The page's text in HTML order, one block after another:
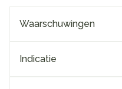
Waarschuwingen
Indicatie